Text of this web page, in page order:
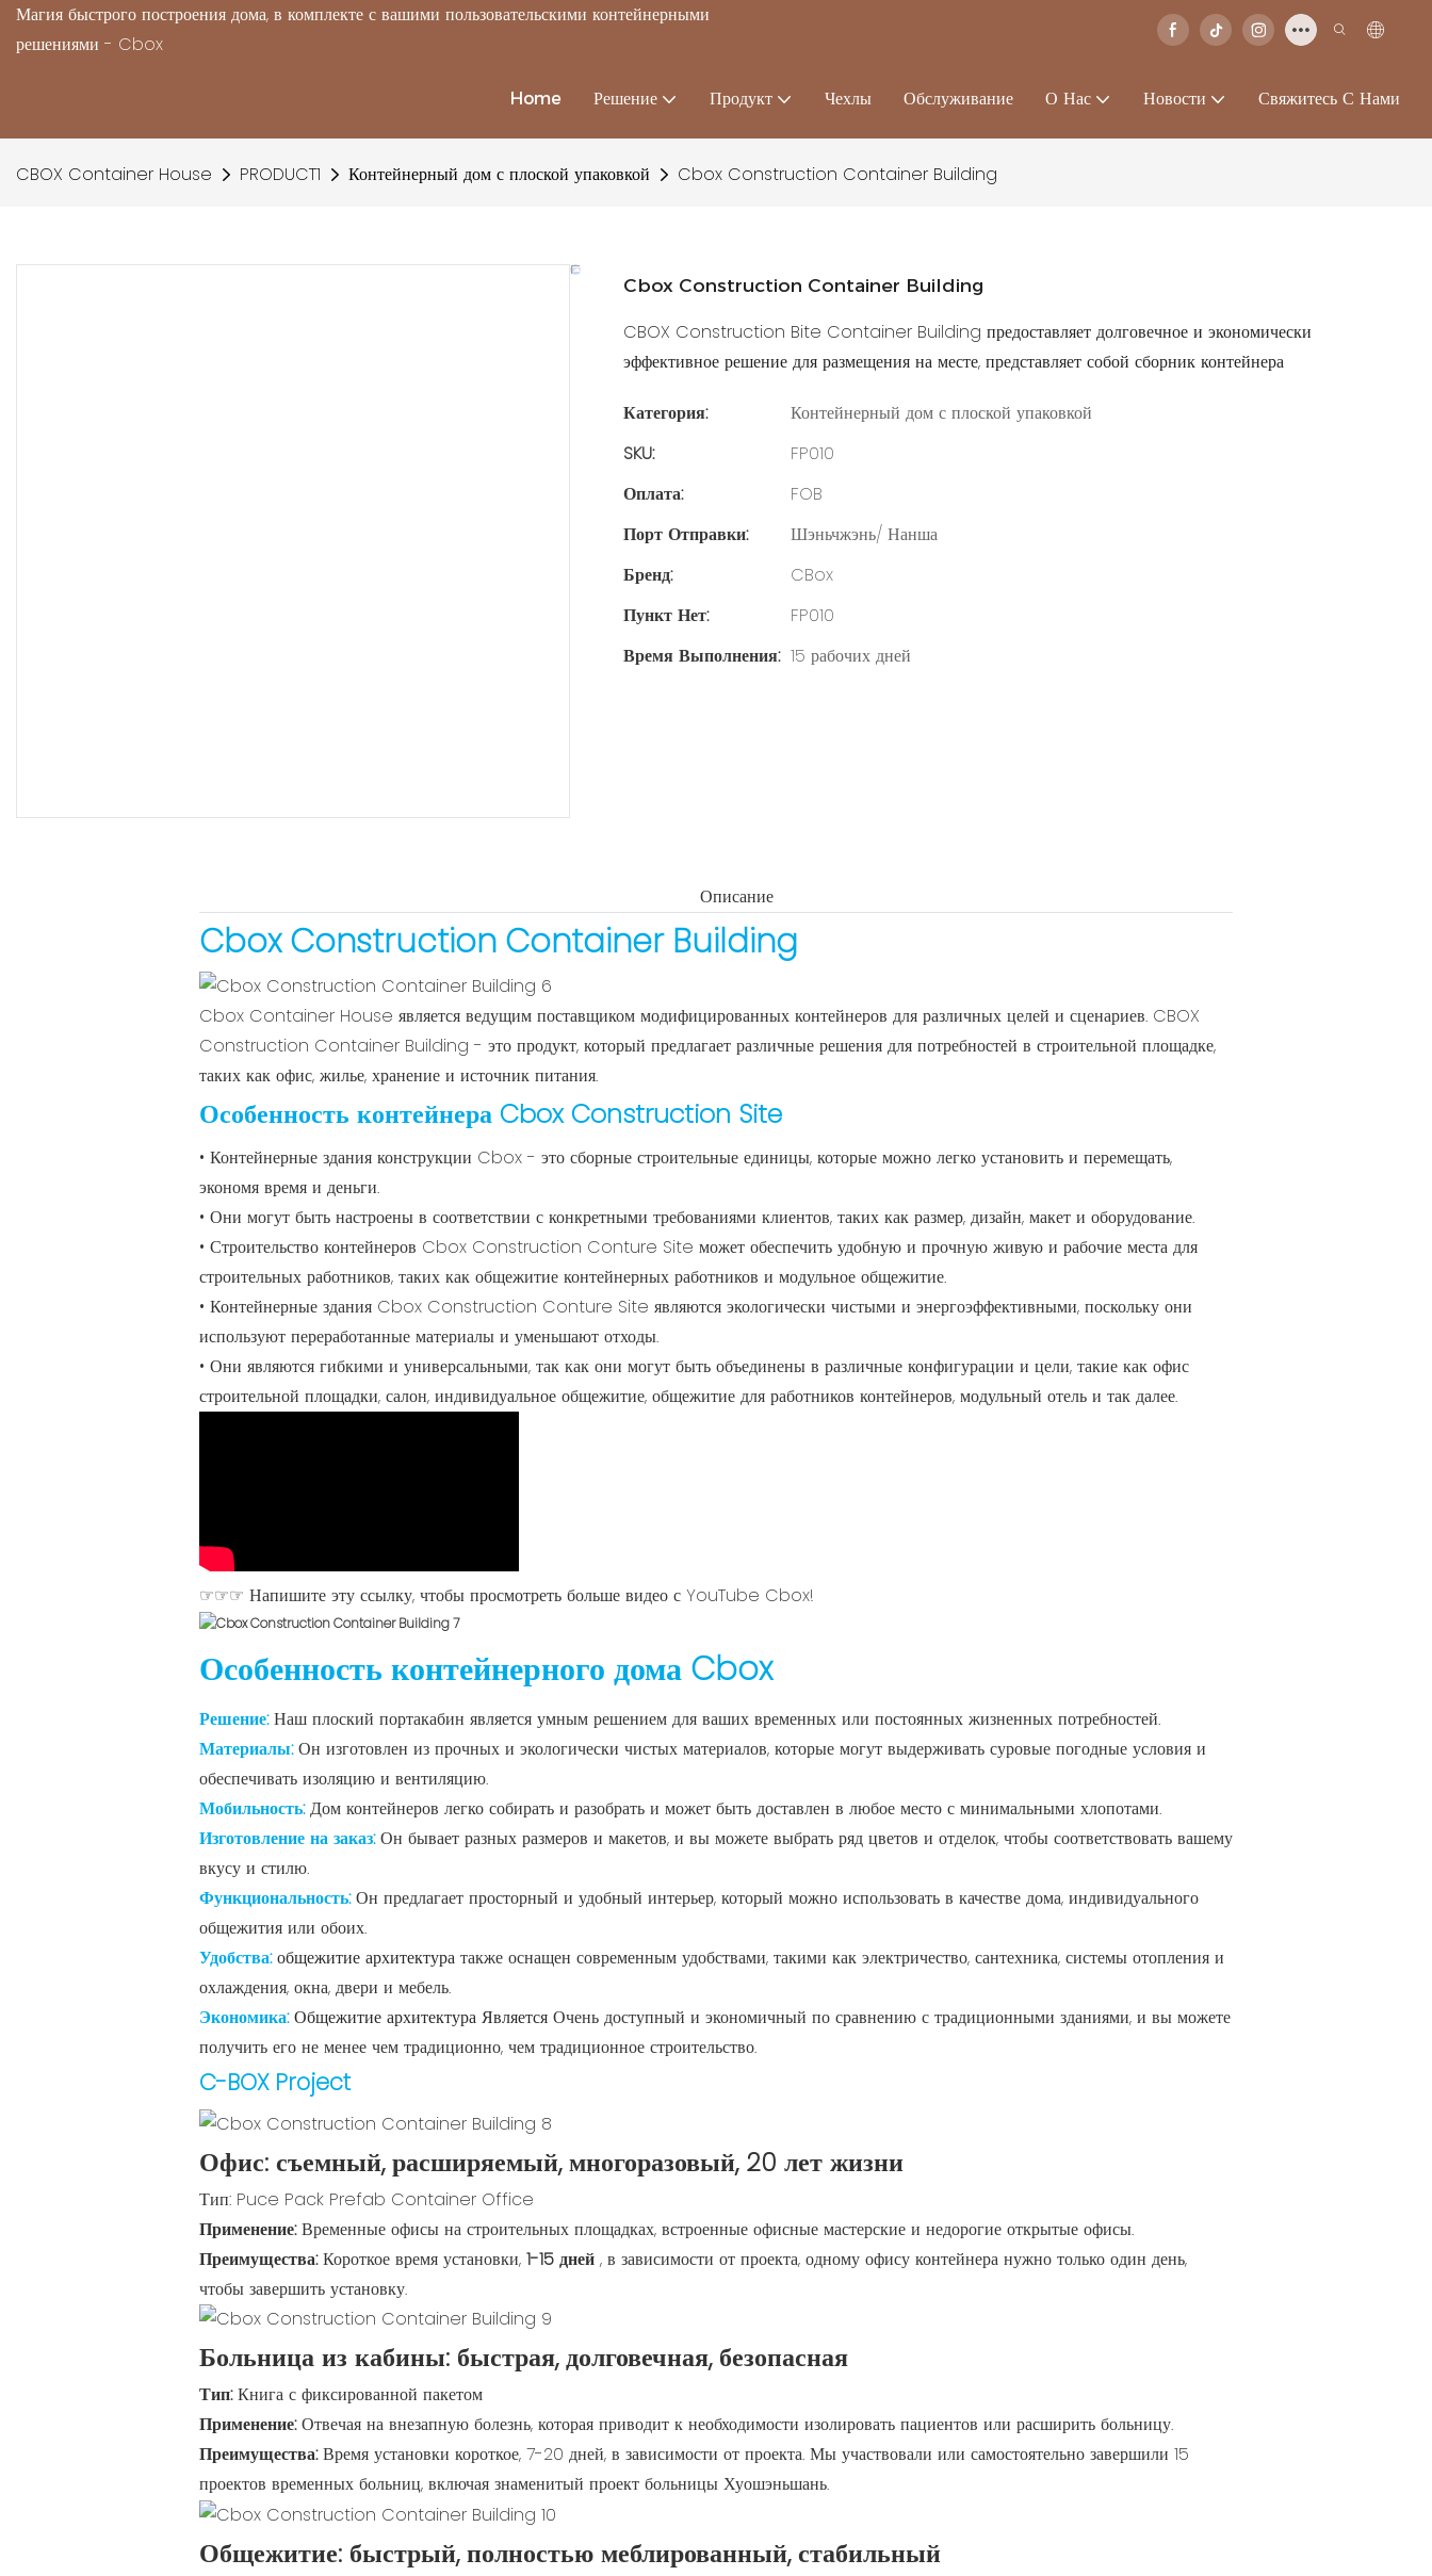
Магия быстрого построения дома, в комплекте с вашими пользовательскими контейнерными
решениями - Cbox
Home Решение Продукт Чехлы Обслуживание О Нас Новости Свяжитесь С Нами
CBOX Container House PRODUCT1 Контейнерный дом с плоской упаковкой Cbox Construction Container Building
Cbox Construction Container Building
CBOX Construction Bite Container Building предоставляет долговечное и экономически
эффективное решение для размещения на месте, представляет собой сборник контейнера
Категория:
Контейнерный дом с плоской упаковкой
SKU:
FP010
Оплата:
FOB
Порт Отправки:
Шэньчжэнь/ Нанша
Бренд:
CBox
Пункт Нет:
FP010
Время Выполнения: 15 рабочих дней
Описание
Cbox Construction Container Building
Cbox Container House является ведущим поставщиком модифицированных контейнеров для различных целей и сценариев. CBOX
Construction Container Building - это продукт, который предлагает различные решения для потребностей в строительной площадке,
таких как офис, жилье, хранение и источник питания.
Особенность контейнера Cbox Construction Site
• Контейнерные здания конструкции Cbox - это сборные строительные единицы, которые можно легко установить и перемещать,
экономя время и деньги.
• Они могут быть настроены в соответствии с конкретными требованиями клиентов, таких как размер, дизайн, макет и оборудование.
• Строительство контейнеров Cbox Construction Conture Site может обеспечить удобную и прочную живую и рабочие места для
строительных работников, таких как общежитие контейнерных работников и модульное общежитие.
• Контейнерные здания Cbox Construction Conture Site являются экологически чистыми и энергоэффективными, поскольку они
используют переработанные материалы и уменьшают отходы.
• Они являются гибкими и универсальными, так как они могут быть объединены в различные конфигурации и цели, такие как офис
строительной площадки, салон, индивидуальное общежитие, общежитие для работников контейнеров, модульный отель и так далее.
☞☞☞ Напишите эту ссылку, чтобы просмотреть больше видео с YouTube Cbox!
Особенность контейнерного дома Cbox
Решение:Наш плоский портакабин является умным решением для ваших временных или постоянных жизненных потребностей.
Материалы:Он изготовлен из прочных и экологически чистых материалов, которые могут выдерживать суровые погодные условия и
обеспечивать изоляцию и вентиляцию.
Мобильность:Дом контейнеров легко собирать и разобрать и может быть доставлен в любое место с минимальными хлопотами.
Изготовление на заказ:Он бывает разных размеров и макетов, и вы можете выбрать ряд цветов и отделок, чтобы соответствовать вашему
вкусу и стилю.
Функциональность:Он предлагает просторный и удобный интерьер, который можно использовать в качестве дома, индивидуального
общежития или обоих.
Удобства:общежитие архитектура также оснащен современным удобствами, такими как электричество, сантехника, системы отопления и
охлаждения, окна, двери и мебель.
Экономика:Общежитие архитектура Является Очень доступный и экономичный по сравнению с традиционными зданиями, и вы можете
получить его не менее чем традиционно, чем традиционное строительство.
C-BOX Project
Офис: съемный, расширяемый, многоразовый, 20 лет жизни
Тип: Puce Pack Prefab Container Office
Применение:Временные офисы на строительных площадках, встроенные офисные мастерские и недорогие открытые офисы.
Преимущества:Короткое время установки, 1-15 дней , в зависимости от проекта, одному офису контейнера нужно только один день,
чтобы завершить установку.
Больница из кабины: быстрая, долговечная, безопасная
Тип:Книга с фиксированной пакетом
Применение:Отвечая на внезапную болезнь, которая приводит к необходимости изолировать пациентов или расширить больницу.
Преимущества:Время установки короткое, 7-20 дней, в зависимости от проекта. Мы участвовали или самостоятельно завершили 15
проектов временных больниц, включая знаменитый проект больницы Хуошэньшань.
Общежитие: быстрый, полностью меблированный, стабильный